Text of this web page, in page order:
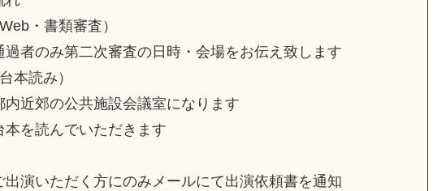
・書類審査）
者のみ第二次審査の日時・会場をお伝え致します
本読み）
近郊の公共施設会議室になります
を読んでいただきます
演いただく方にのみメールにて出演依頼書を通知